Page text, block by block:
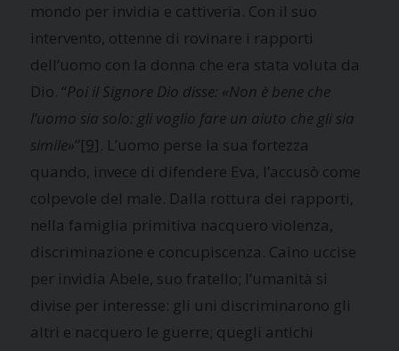
mondo per invidia e cattiveria. Con il suo
intervento, ottenne di rovinare i rapporti
dell’uomo con la donna che era stata voluta da
Dio. “Poi il Signore Dio disse: «Non è bene che
l’uomo sia solo: gli voglio fare un aiuto che gli sia
simile»”[9]. L’uomo perse la sua fortezza
quando, invece di difendere Eva, l’accusò come
colpevole del male. Dalla rottura dei rapporti,
nella famiglia primitiva nacquero violenza,
discriminazione e concupiscenza. Caino uccise
per invidia Abele, suo fratello; l’umanità si
divise per interesse: gli uni discriminarono gli
altri e nacquero le guerre; quegli antichi